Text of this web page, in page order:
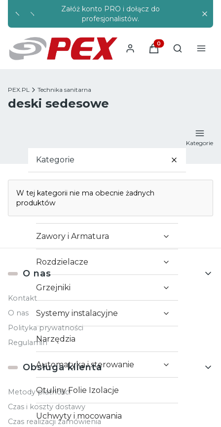
Załóż konto PRO i dołącz do
profesjonalistów.
Produkty w
Otwórz
PEX.PL Technika sanitarna
deski sedesowe
Kategorie
Kategorie
Zawory i Armatura
Rozdzielacze
Grzejniki
Systemy instalacyjne
Narzędzia
Automatyka i sterowanie
Otuliny Folie Izolacje
Uchwyty i mocowania
W tej kategorii nie ma obecnie żadnych
produktów
Linki w stopce
O nas
Kontakt
O nas
Polityka prywatności
Regulamin
Obsługa klienta
Metody płatności
Czas i koszty dostawy
Czas realizacji zamówienia